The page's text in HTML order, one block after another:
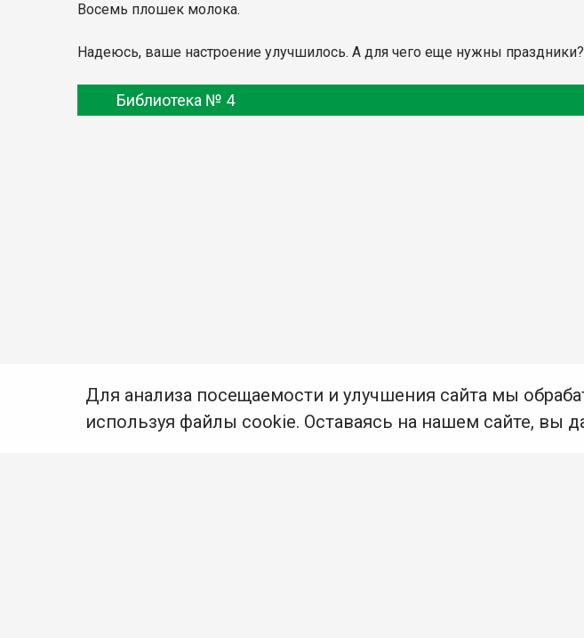
Восемь плошек молока.
Надеюсь, ваше настроение улучшилось. А для чего еще нужны
Библиотека № 4
Для анализа посещаемости и улучшения сайта мы
используя файлы cookie. Оставаясь на нашем сайте, вы